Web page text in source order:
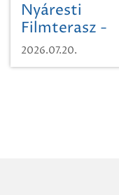
Nyáresti
Filmterasz -
Beugró a
2026.07.20.